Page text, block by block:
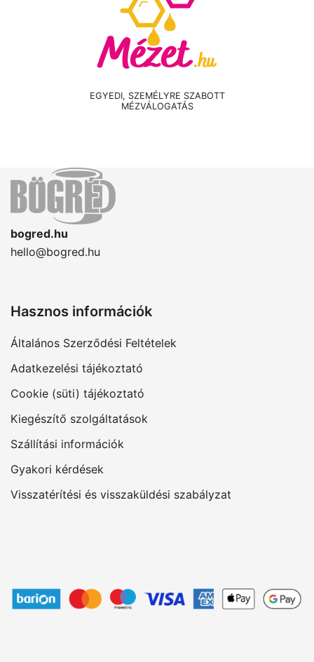
EGYEDI, SZEMÉLYRE SZABOTT
MÉZVÁLOGATÁS
bogred.hu
hello@bogred.hu
Hasznos információk
Általános Szerződési Feltételek
Adatkezelési tájékoztató
Cookie (süti) tájékoztató
Kiegészítő szolgáltatások
Szállítási információk
Gyakori kérdések
Visszatérítési és visszaküldési szabályzat